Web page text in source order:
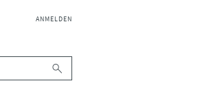
NAVIGATION
ANMELDEN